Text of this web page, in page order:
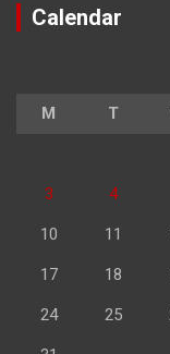
Calendar
M T
3 4
10 11
17 18
24 25